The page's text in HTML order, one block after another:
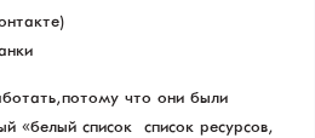
потому что они были
список» — список ресурсов,